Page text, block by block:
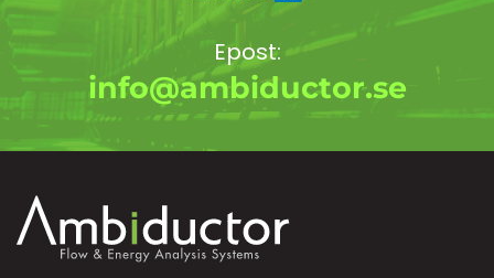
Epost:
info@ambiductor.se